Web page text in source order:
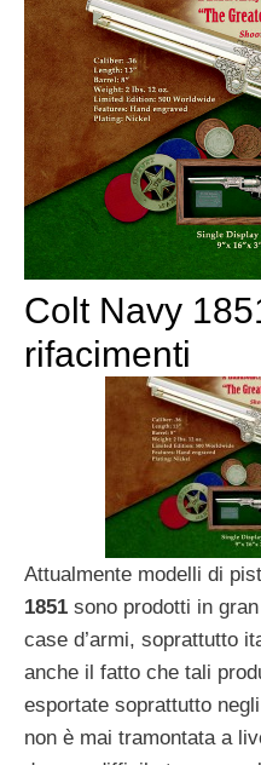
Colt Navy
rifacimenti
Attualmente modelli di
1851 sono prodotti in
case d’armi, soprattutto
anche il fatto che tali
esportate soprattutto
non è mai tramontata a